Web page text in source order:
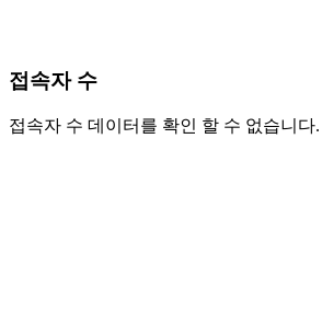
접속자 수
접속자 수 데이터를 확인 할 수 없습니다.